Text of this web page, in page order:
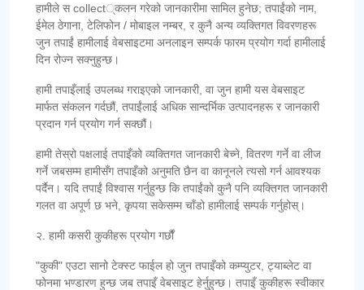
हामीले स collect्कलन गरेको जानकारीमा सामिल हुनेछ; तपाईंको नाम,
ईमेल ठेगाना, टेलिफोन / मोबाइल नम्बर, र कुनै अन्य व्यक्तिगत विवरणहरू
जुन तपाईं हामीलाई वेबसाइटमा अनलाइन सम्पर्क फारम प्रयोग गर्दा हामीलाई
दिन रोज्न सक्नुहुन्छ।
हामी तपाइँलाई उपलब्ध गराइएको जानकारी, वा जुन हामी यस वेबसाइट
मार्फत संकलन गर्दछौं, तपाईंलाई अधिक सान्दर्भिक उत्पादनहरू र जानकारी
प्रदान गर्न प्रयोग गर्न सक्छौं।
हामी तेस्रो पक्षलाई तपाइँको व्यक्तिगत जानकारी बेच्ने, वितरण गर्ने वा लीज
गर्ने जबसम्म हामीसँग तपाइँको अनुमति छैन वा कानूनले त्यसो गर्न आवश्यक
पर्दैन। यदि तपाईं विश्वास गर्नुहुन्छ कि तपाईंको कुनै पनि व्यक्तिगत जानकारी
गलत वा अपूर्ण छ भने, कृपया सकेसम्म चाँडो हामीलाई सम्पर्क गर्नुहोस्।
२. हामी कसरी कुकीहरू प्रयोग गर्छौं
"कुकी" एउटा सानो टेक्स्ट फाईल हो जुन तपाइँको कम्प्युटर, ट्याब्लेट वा
फोनमा भण्डारण हुन्छ जब तपाइँ वेबसाइट हेर्नुहुन्छ। तपाइँ कुकीहरू स्वीकार